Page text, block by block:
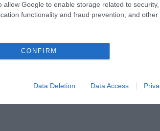
allow Google to enable storage related to
functionality and fraud prevention, and other
CONFIRM
Data Deletion Data Access
növekvõ kijelzõkért
egyszerûen kezelhetõ
gond nélkül beférjen.
Többekben felmerülhet a
mutat be a Samsung